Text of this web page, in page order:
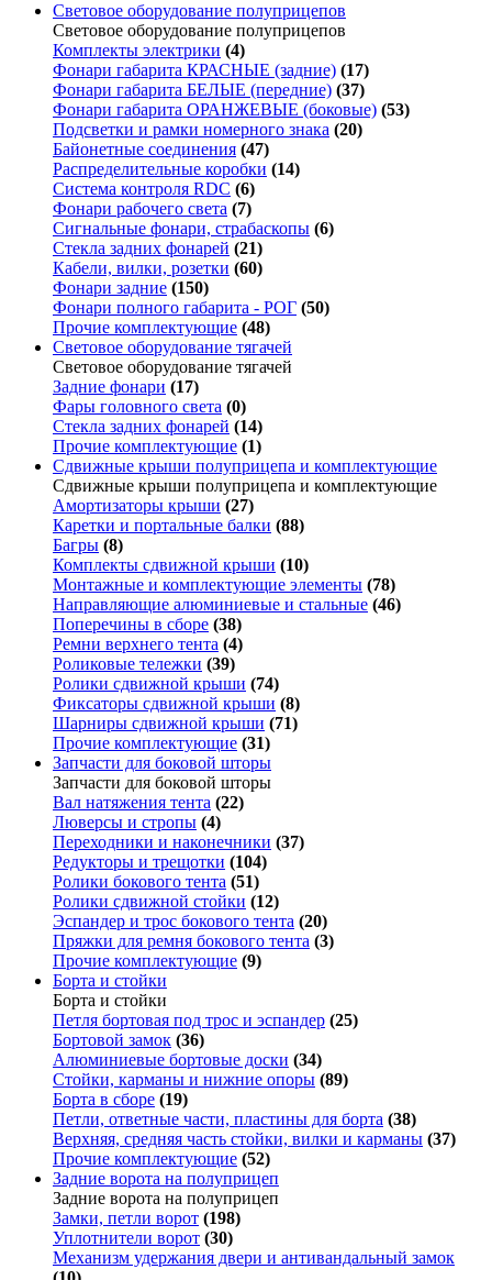
Световое оборудование полуприцепов
Световое оборудование полуприцепов
Комплекты электрики (4)
Фонари габарита КРАСНЫЕ (задние) (17)
Фонари габарита БЕЛЫЕ (передние) (37)
Фонари габарита ОРАНЖЕВЫЕ (боковые) (53)
Подсветки и рамки номерного знака (20)
Байонетные соединения (47)
Распределительные коробки (14)
Система контроля RDC (6)
Фонари рабочего света (7)
Сигнальные фонари, страбаскопы (6)
Стекла задних фонарей (21)
Кабели, вилки, розетки (60)
Фонари задние (150)
Фонари полного габарита - РОГ (50)
Прочие комплектующие (48)
Световое оборудование тягачей
Световое оборудование тягачей
Задние фонари (17)
Фары головного света (0)
Стекла задних фонарей (14)
Прочие комплектующие (1)
Сдвижные крыши полуприцепа и комплектующие
Сдвижные крыши полуприцепа и комплектующие
Амортизаторы крыши (27)
Каретки и портальные балки (88)
Багры (8)
Комплекты сдвижной крыши (10)
Монтажные и комплектующие элементы (78)
Направляющие алюминиевые и стальные (46)
Поперечины в сборе (38)
Ремни верхнего тента (4)
Роликовые тележки (39)
Ролики сдвижной крыши (74)
Фиксаторы сдвижной крыши (8)
Шарниры сдвижной крыши (71)
Прочие комплектующие (31)
Запчасти для боковой шторы
Запчасти для боковой шторы
Вал натяжения тента (22)
Люверсы и стропы (4)
Переходники и наконечники (37)
Редукторы и трещотки (104)
Ролики бокового тента (51)
Ролики сдвижной стойки (12)
Эспандер и трос бокового тента (20)
Пряжки для ремня бокового тента (3)
Прочие комплектующие (9)
Борта и стойки
Борта и стойки
Петля бортовая под трос и эспандер (25)
Бортовой замок (36)
Алюминиевые бортовые доски (34)
Стойки, карманы и нижние опоры (89)
Борта в сборе (19)
Петли, ответные части, пластины для борта (38)
Верхняя, средняя часть стойки, вилки и карманы (37)
Прочие комплектующие (52)
Задние ворота на полуприцеп
Задние ворота на полуприцеп
Замки, петли ворот (198)
Уплотнители ворот (30)
Механизм удержания двери и антивандальный замок